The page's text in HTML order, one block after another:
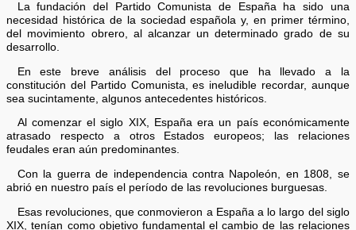
La fundación del Partido Comunista de España ha sido una
necesidad histórica de la sociedad española y, en primer término,
del movimiento obrero, al alcanzar un determinado grado de su
desarrollo.
En este breve análisis del proceso que ha llevado a la
constitución del Partido Comunista, es ineludible recordar, aunque
sea sucintamente, algunos antecedentes históricos.
Al comenzar el siglo XIX, España era un país económicamente
atrasado respecto a otros Estados europeos; las relaciones
feudales eran aún predominantes.
Con la guerra de independencia contra Napoleón, en 1808, se
abrió en nuestro país el período de las revoluciones burguesas.
Esas revoluciones, que conmovieron a España a lo largo del siglo
XIX, tenían como objetivo fundamental el cambio de las relaciones